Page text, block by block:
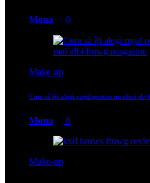
Mona 0
Make-up
Cum să îți alegi rujul pentru un efect de
Mona 0
Make-up